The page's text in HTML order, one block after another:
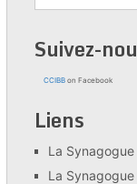
Suivez-
CCIBB on Facebook
Liens
La
La